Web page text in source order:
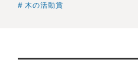
木の活動賞